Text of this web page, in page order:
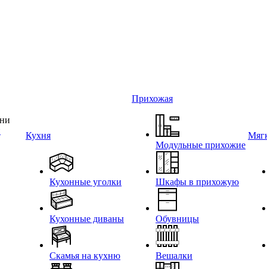
Кухня
Кухонные уголки
Кухонные диваны
Скамья на кухню
Прихожая
Модульные прихожие
Шкафы в прихожую
Обувницы
Вешалки